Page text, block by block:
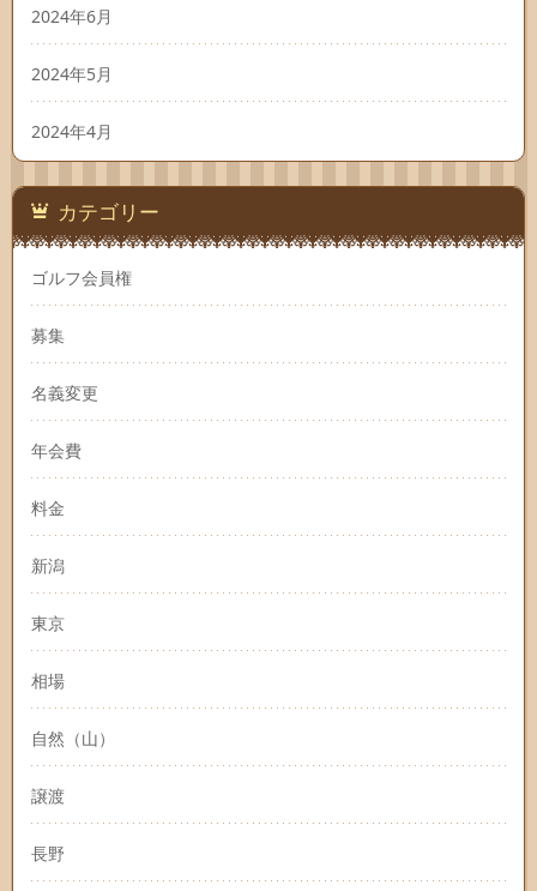
2024年6月
2024年5月
2024年4月
カテゴリー
ゴルフ会員権
募集
名義変更
年会費
料金
新潟
東京
相場
自然（山）
譲渡
長野